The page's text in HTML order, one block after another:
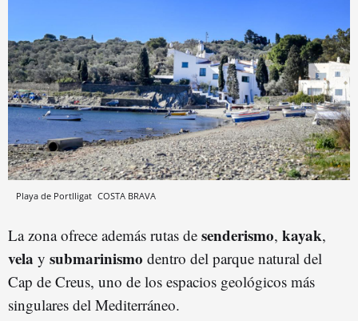
Playa de Portlligat COSTA BRAVA
La zona ofrece además rutas de senderismo, kayak,
vela y submarinismo dentro del parque natural del
Cap de Creus, uno de los espacios geológicos más
singulares del Mediterráneo.